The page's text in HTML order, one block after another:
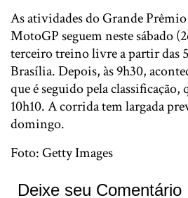
As atividades do Grande
MotoGP seguem neste sábado
terceiro treino livre a partir das
Brasília. Depois, às 9h30,
que é seguido pela classificação,
10h10. A corrida tem largada
domingo.
Foto: Getty Images
Deixe seu Comentário